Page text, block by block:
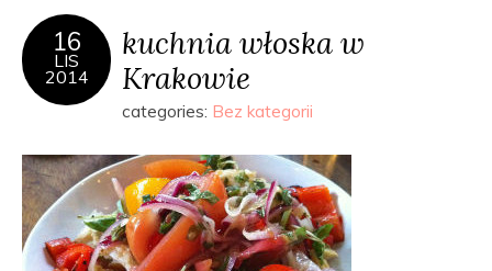
16
LIS
2014
kuchnia włoska w
Krakowie
categories: Bez kategorii